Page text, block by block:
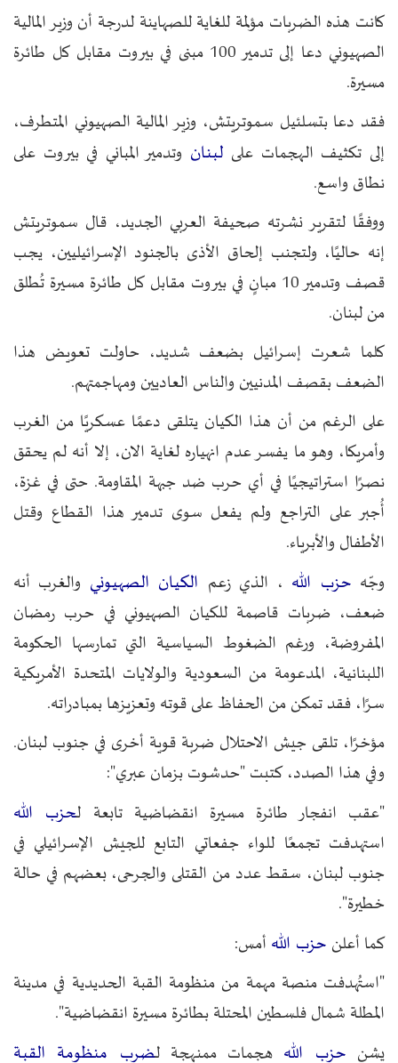
كانت هذه الضربات مؤلمة للغاية للصهاينة لدرجة أن وزير المالية
الصهيوني دعا إلى تدمير 100 مبنى في بيروت مقابل كل طائرة
مسيرة.
فقد دعا بتسلئيل سموتريتش، وزير المالية الصهيوني المتطرف،
إلى تكثيف الهجمات على لبنان وتدمير المباني في بيروت على
نطاق واسع.
ووفقًا لتقرير نشرته صحيفة العربي الجديد، قال سموتريتش
إنه حاليًا، ولتجنب إلحاق الأذى بالجنود الإسرائيليين، يجب
قصف وتدمير 10 مبانٍ في بيروت مقابل كل طائرة مسيرة تُطلق
من لبنان.
كلما شعرت إسرائيل بضعف شديد، حاولت تعويض هذا
الضعف بقصف المدنيين والناس العاديين ومهاجمتهم.
على الرغم من أن هذا الكيان يتلقى دعمًا عسكريًا من الغرب
وأمريكا، وهو ما يفسر عدم انهياره لغاية الان، إلا أنه لم يحقق
نصرًا استراتيجيًا في أي حرب ضد جبهة المقاومة. حتى في غزة،
أُجبر على التراجع ولم يفعل سوى تدمير هذا القطاع وقتل
الأطفال والأبرياء.
وجّه حزب الله ، الذي زعم الكيان الصهيوني والغرب أنه
ضعف، ضربات قاصمة للكيان الصهيوني في حرب رمضان
المفروضة، ورغم الضغوط السياسية التي تمارسها الحكومة
اللبنانية، المدعومة من السعودية والولايات المتحدة الأمريكية
سرًا، فقد تمكن من الحفاظ على قوته وتعزيزها بمبادراته.
مؤخرًا، تلقى جيش الاحتلال ضربة قوية أخرى في جنوب لبنان.
وفي هذا الصدد، كتبت "حدشوت بزمان عبري":
"عقب انفجار طائرة مسيرة انقضاضية تابعة لحزب الله
استهدفت تجمعًا للواء جفعاتي التابع للجيش الإسرائيلي في
جنوب لبنان، سقط عدد من القتلى والجرحى، بعضهم في حالة
خطيرة".
كما أعلن حزب الله أمس:
"استُهدفت منصة مهمة من منظومة القبة الحديدية في مدينة
المطلة شمال فلسطين المحتلة بطائرة مسيرة انقضاضية".
يشن حزب الله هجمات ممنهجة لضرب منظومة القبة